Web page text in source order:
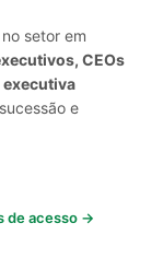
setor em
CEOs
e
de acesso →